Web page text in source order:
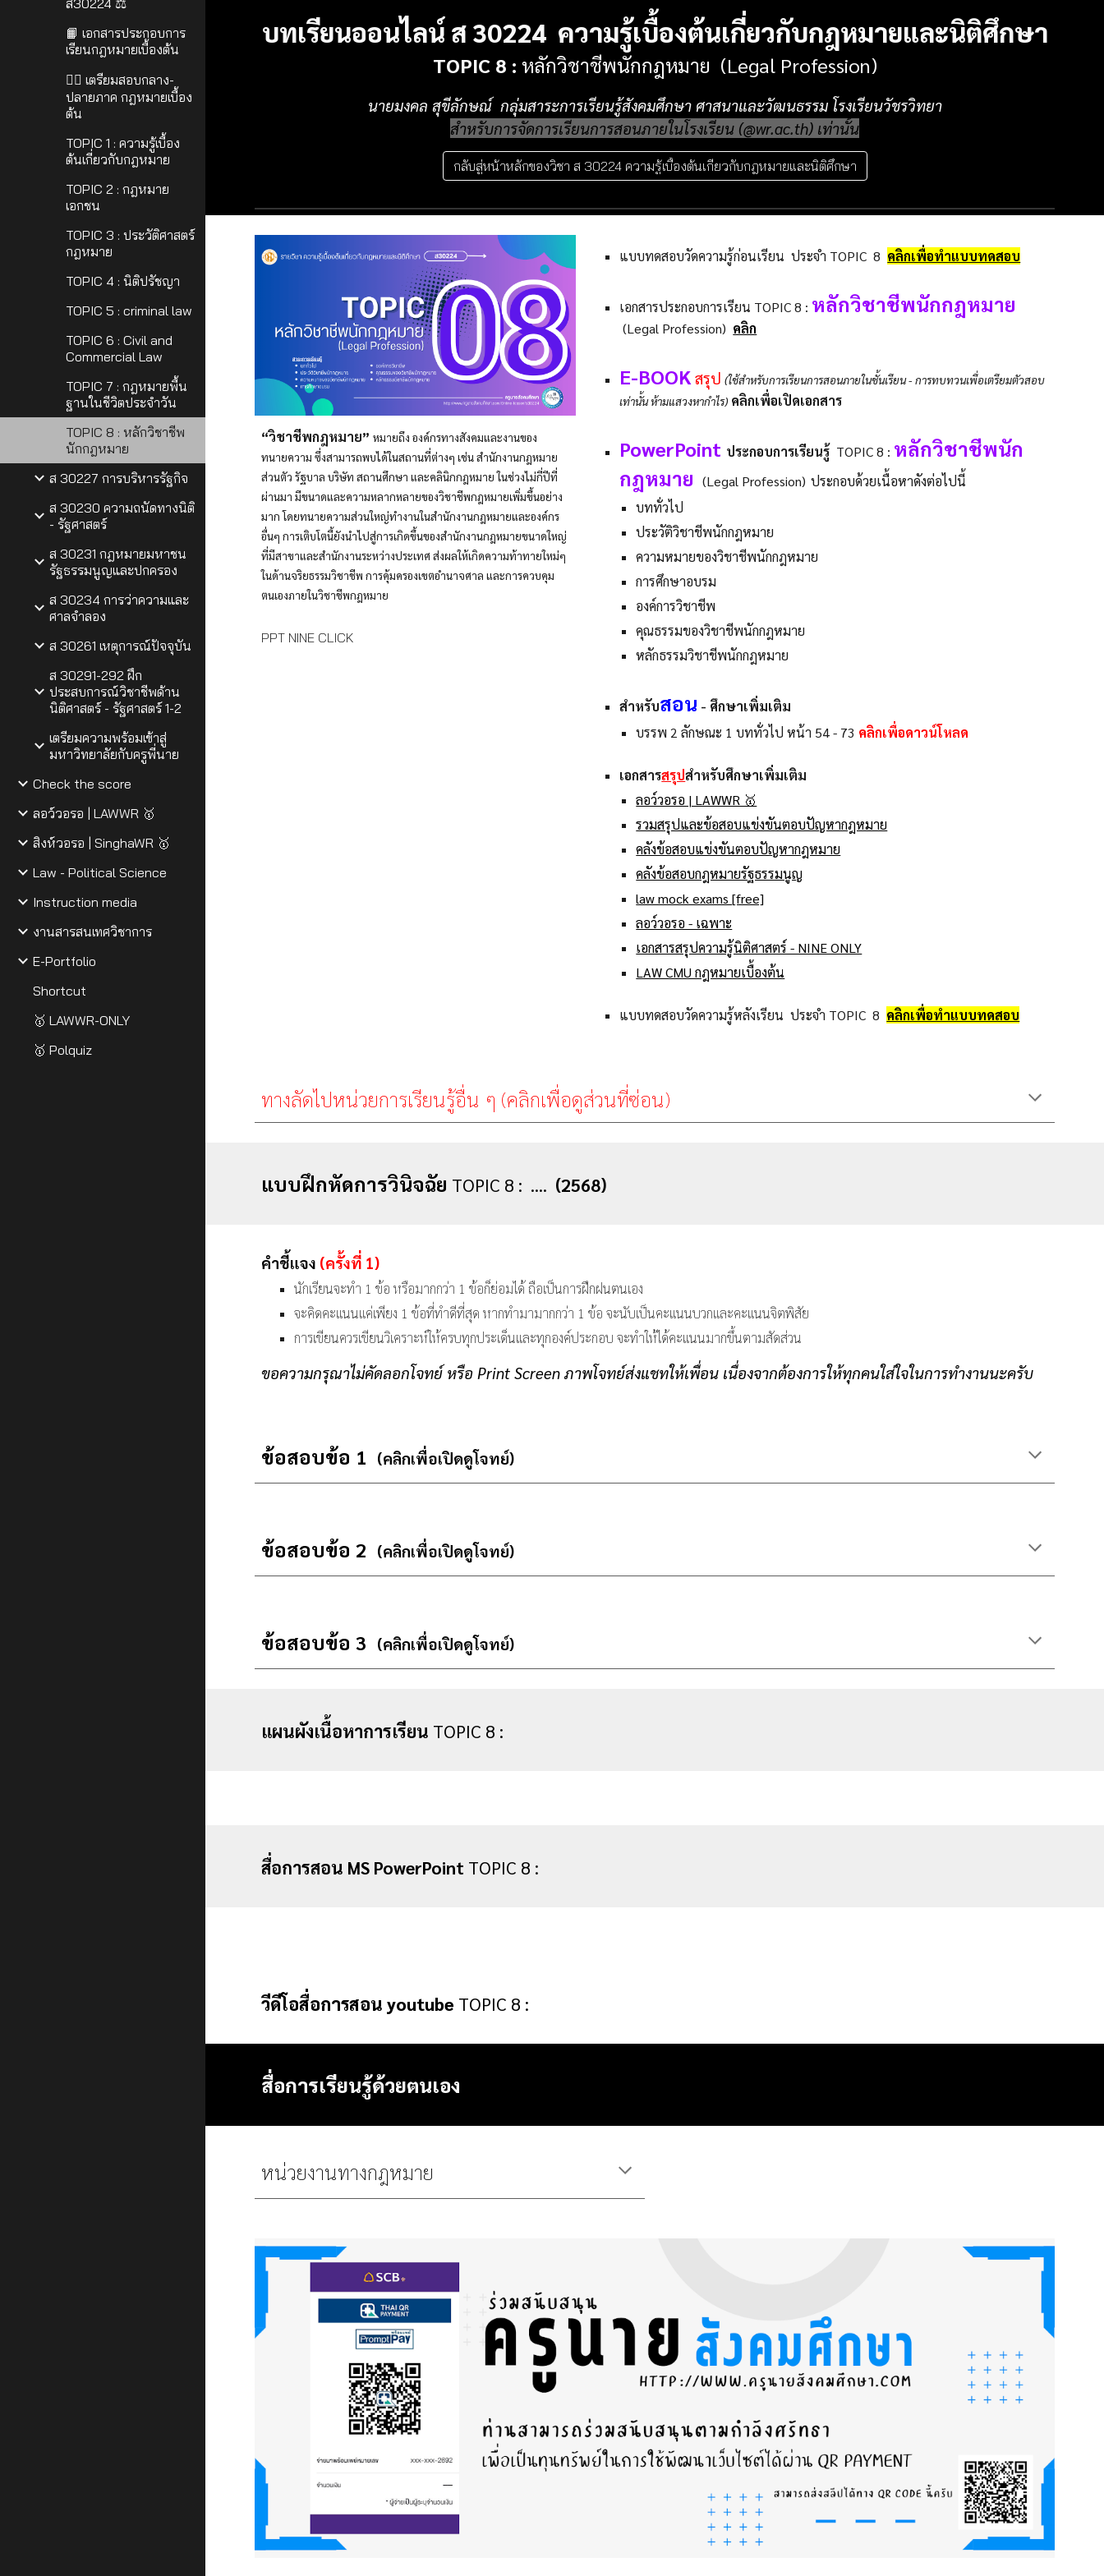
ส30224 ⚖
📙 เอกสารประกอบการ
เรียนกฎหมายเบื้องต้น
🧑‍⚖️ เตรียมสอบกลาง-
ปลายภาค กฎหมายเบื้อง
ต้น
TOPIC 1 : ความรู้เบื้อง
ต้นเกี่ยวกับกฎหมาย
TOPIC 2 : กฎหมาย
เอกชน
TOPIC 3 : ประวัติศาสตร์
กฎหมาย
TOPIC 4 : นิติปรัชญา
TOPIC 5 : criminal law
TOPIC 6 : Civil and
Commercial Law
TOPIC 7 : กฎหมายพื้น
ฐานในชีวิตประจำวัน
TOPIC 8 : หลักวิชาชีพ
นักกฎหมาย
ส 30227 การบริหารรัฐกิจ
ส 30230 ความถนัดทางนิติ
- รัฐศาสตร์
ส 30231 กฎหมายมหาชน
รัฐธรรมนูญและปกครอง
ส 30234 การว่าความและ
ศาลจำลอง
ส 30261 เหตุการณ์ปัจจุบัน
ส 30291-292 ฝึก
ประสบการณ์วิชาชีพด้าน
นิติศาสตร์ - รัฐศาสตร์ 1-2
เตรียมความพร้อมเข้าสู่
มหาวิทยาลัยกับครูพี่นาย
Check the score
ลอว์วอรอ | LAWWR 🥇
สิงห์วอรอ | SinghaWR 🥇
Law - Political Science
Instruction media
งานสารสนเทศวิชาการ
E-Portfolio
Shortcut
🥇 LAWWR-ONLY
🥇 Polquiz
บทเรียนออนไลน์ ส 30224 ความรู้เบื้องต้นเกี่ยวกับกฎหมายและนิติศึกษา
TOPIC 8 : หลักวิชาชีพนักกฎหมาย (Legal Profession)
นายมงคล สุขีลักษณ์ กลุ่มสาระการเรียนรู้สังคมศึกษา ศาสนาและวัฒนธรรม โรงเรียนวัชรวิทยา
สำหรับการจัดการเรียนการสอนภายในโรงเรียน (@wr.ac.th) เท่านั้น
กลับสู่หน้าหลักของวิชา ส 30224 ความรู้เบื้องต้นเกี่ยวกับกฎหมายและนิติศึกษา
“วิชาชีพกฎหมาย”หมายถึง องค์กรทางสังคมและงานของ
ทนายความ ซึ่งสามารถพบได้ในสถานที่ต่างๆ เช่น สำนักงานกฎหมาย
ส่วนตัว รัฐบาล บริษัท สถานศึกษา และคลินิกกฎหมาย ในช่วงไม่กี่ปีที่
ผ่านมา มีขนาดและความหลากหลายของวิชาชีพกฎหมายเพิ่มขึ้นอย่าง
มาก โดยทนายความส่วนใหญ่ทำงานในสำนักงานกฎหมายและองค์กร
อื่นๆ การเติบโตนี้ยังนำไปสู่การเกิดขึ้นของสำนักงานกฎหมายขนาดใหญ่
ที่มีสาขาและสำนักงานระหว่างประเทศ ส่งผลให้เกิดความท้าทายใหม่ๆ
ในด้านจริยธรรมวิชาชีพ การคุ้มครองเขตอำนาจศาล และการควบคุม
ตนเองภายในวิชาชีพกฎหมาย
PPT NINE CLICK
แบบทดสอบวัดความรู้ก่อนเรียน ประจำ TOPIC 8 คลิกเพื่อทำแบบทดสอบ
เอกสารประกอบการเรียน TOPIC8 : หลักวิชาชีพนักกฎหมาย
(Legal Profession) คลิก
E-BOOK สรุป (ใช้สำหรับการเรียนการสอนภายในชั้นเรียน - การทบทวนเพื่อเตรียมตัวสอบ
เท่านั้น ห้ามแสวงหากำไร) คลิกเพื่อเปิดเอกสาร
PowerPoint ประกอบการเรียนรู้ TOPIC 8 : หลักวิชาชีพนัก
กฎหมาย (Legal Profession) ประกอบด้วยเนื้อหาดังต่อไปนี้
บททั่วไป
ประวัติวิชาชีพนักกฎหมาย
ความหมายของวิชาชีพนักกฎหมาย
การศึกษาอบรม
องค์การวิชาชีพ
คุณธรรมของวิชาชีพนักกฎหมาย
หลักธรรมวิชาชีพนักกฎหมาย
สำหรับสอน - ศึกษาเพิ่มเติม
บรรพ 2 ลักษณะ 1 บททั่วไปหน้า 54 - 73 คลิกเพื่อดาวน์โหลด
เอกสารสรุปสำหรับศึกษาเพิ่มเติม
ลอว์วอรอ | LAWWR 🥇
รวมสรุปและข้อสอบแข่งขันตอบปัญหากฎหมาย
คลังข้อสอบแข่งขันตอบปัญหากฎหมาย
คลังข้อสอบกฎหมายรัฐธรรมนูญ
law mock exams [free]
ลอว์วอรอ - เฉพาะ
เอกสารสรุปความรู้นิติศาสตร์ - NINE ONLY
LAW CMU กฎหมายเบื้องต้น
แบบทดสอบวัดความรู้หลังเรียน ประจำ TOPIC 8 คลิกเพื่อทำแบบทดสอบ
ทางลัดไปหน่วยการเรียนรู้อื่น ๆ (คลิกเพื่อดูส่วนที่ซ่อน)
แบบฝึกหัดการวินิจฉัย TOPIC 8 : .... (2568)
คำชี้แจง (ครั้งที่ 1)
นักเรียนจะทำ 1 ข้อ หรือมากกว่า 1 ข้อก็ย่อมได้ ถือเป็นการฝึกฝนตนเอง
จะคิดคะแนนแค่เพียง 1 ข้อที่ทำดีที่สุด หากทำมามากกว่า 1 ข้อ จะนับเป็นคะแนนบวกและคะแนนจิตพิสัย
การเขียนควรเขียนวิเคราะห์ให้ครบทุกประเด็นและทุกองค์ประกอบ จะทำให้ได้คะแนนมากขึ้นตามสัดส่วน
ขอความกรุณาไม่คัดลอกโจทย์ หรือ Print Screen ภาพโจทย์ส่งแชทให้เพื่อน เนื่องจากต้องการให้ทุกคนใส่ใจในการทำงานนะครับ
ข้อสอบข้อ 1 (คลิกเพื่อเปิดดูโจทย์)
ข้อสอบข้อ 2 (คลิกเพื่อเปิดดูโจทย์)
ข้อสอบข้อ 3 (คลิกเพื่อเปิดดูโจทย์)
แผนผังเนื้อหาการเรียน TOPIC 8 :
สื่อการสอน MS PowerPoint TOPIC 8 :
วีดีโอสื่อการสอน youtube TOPIC 8 :
สื่อการเรียนรู้ด้วยตนเอง
หน่วยงานทางกฎหมาย